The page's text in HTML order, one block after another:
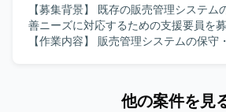
【募集背景】 既存の販売管理システム
善ニーズに対応するための支援要員を
【作業内容】 販売管理システムの保守
主体的に業務を推進し、前向きかつ柔
他の案件を見